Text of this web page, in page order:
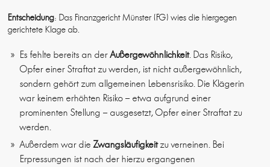
Entscheidung: Das Finanzgericht Münster (FG) wies die hiergegen
gerichtete Klage ab.
Es fehlte bereits an derAußergewöhnlichkeit. Das Risiko,
Opfer einer Straftat zu werden, ist nicht außergewöhnlich,
sondern gehört zum allgemeinen Lebensrisiko. Die Klägerin
war keinem erhöhten Risiko – etwa aufgrund einer
prominenten Stellung – ausgesetzt, Opfer einer Straftat zu
werden.
Außerdem war dieZwangsläufigkeitzu verneinen. Bei
Erpressungen ist nach der hierzu ergangenen